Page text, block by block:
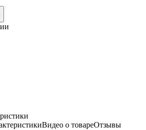
Видео о товареОтзывы